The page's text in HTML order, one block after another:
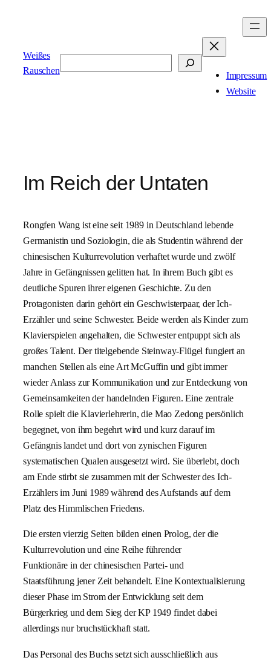
Weißes
Rauschen
Impressum
Website
Im Reich der Untaten
Rongfen Wang ist eine seit 1989 in Deutschland lebende
Germanistin und Soziologin, die als Studentin während der
chinesischen Kulturrevolution verhaftet wurde und zwölf
Jahre in Gefängnissen gelitten hat. In ihrem Buch gibt es
deutliche Spuren ihrer eigenen Geschichte. Zu den
Protagonisten darin gehört ein Geschwisterpaar, der Ich-
Erzähler und seine Schwester. Beide werden als Kinder zum
Klavierspielen angehalten, die Schwester entpuppt sich als
großes Talent. Der titelgebende Steinway-Flügel fungiert an
manchen Stellen als eine Art McGuffin und gibt immer
wieder Anlass zur Kommunikation und zur Entdeckung von
Gemeinsamkeiten der handelnden Figuren. Eine zentrale
Rolle spielt die Klavierlehrerin, die Mao Zedong persönlich
begegnet, von ihm begehrt wird und kurz darauf im
Gefängnis landet und dort von zynischen Figuren
systematischen Qualen ausgesetzt wird. Sie überlebt, doch
am Ende stirbt sie zusammen mit der Schwester des Ich-
Erzählers im Juni 1989 während des Aufstands auf dem
Platz des Himmlischen Friedens.
Die ersten vierzig Seiten bilden einen Prolog, der die
Kulturrevolution und eine Reihe führender
Funktionäre in der chinesischen Partei- und
Staatsführung jener Zeit behandelt. Eine Kontextualisierung
dieser Phase im Strom der Entwicklung seit dem
Bürgerkrieg und dem Sieg der KP 1949 findet dabei
allerdings nur bruchstückhaft statt.
Das Personal des Buchs setzt sich ausschließlich aus